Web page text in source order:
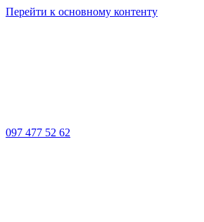
Перейти к основному контенту
097 477 52 62